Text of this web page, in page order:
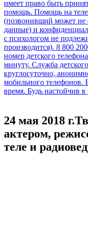
24 мая 2018
актером,
теле и